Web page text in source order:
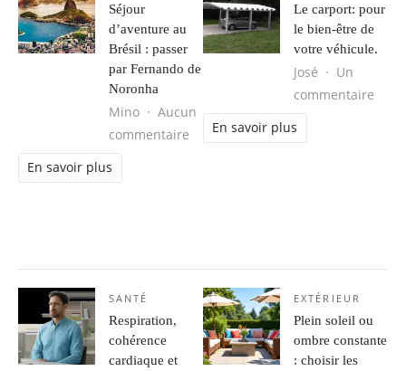
Séjour
d’aventure au
Brésil : passer
par Fernando de
Noronha
Mino
Aucun
commentaire sur Séjour d’aventure au Brésil :
En savoir plus
Le carport: pour
le bien-être de
votre véhicule.
José
Un
commentaire
En savoir plus
SANTÉ
Respiration,
cohérence
cardiaque et
EXTÉRIEUR
Plein soleil ou
ombre constante
: choisir les